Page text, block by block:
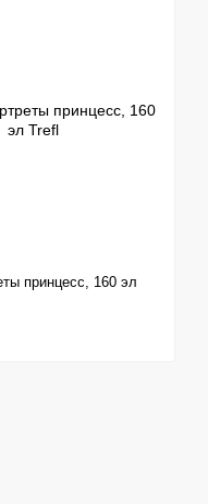
принцесс, 160 эл